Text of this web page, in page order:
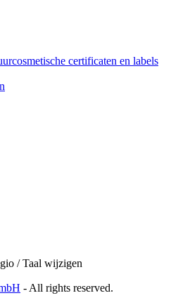
certificaten en labels
/ Taal wijzigen
- All rights reserved.